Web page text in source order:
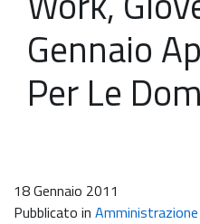
Gennaio
Per Le
18 Gennaio 2011
Pubblicato in Amministrazione